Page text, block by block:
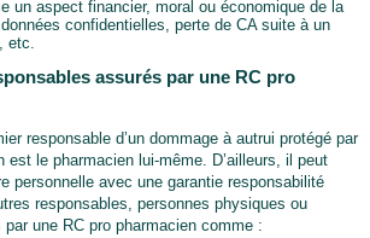
un aspect financier, moral ou économique de la
confidentielles, perte de CA suite à un
etc.
assurés par une RC pro
responsable d’un dommage à autrui protégé par
est le pharmacien lui-même. D’ailleurs, il peut
personnelle avec une garantie responsabilité
responsables, personnes physiques ou
une RC pro pharmacien comme :